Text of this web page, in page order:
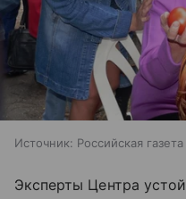
Источник: Российская газета
Эксперты Центра